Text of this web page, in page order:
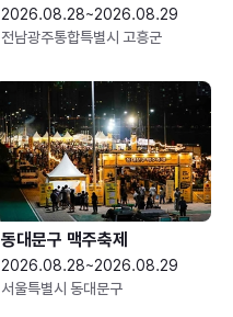
2026.08.28~2026.08.29
전남광주통합특별시 고흥군
동대문구 맥주축제
2026.08.28~2026.08.29
서울특별시 동대문구